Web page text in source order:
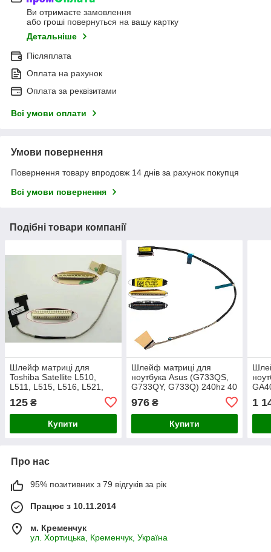
Ви отримаєте замовлення
або гроші повернуться на вашу картку
Детальніше
Післяплата
Оплата на рахунок
Оплата за реквізитами
Всі умови оплати
Умови повернення
Повернення товару впродовж 14 днів за рахунок покупця
Всі умови повернення
Подібні товари компанії
Шлейф матриці для
Toshiba Satellite L510,
L511, L515, L516, L521,
L532, L535, L538
(6017B0194701)
125 ₴
Купити
Шлейф матриці для
ноутбука Asus (G733QS,
G733QY, G733Q) 240hz 40
976₴
Купити
1
Про нас
95% позитивних з 79 відгуків за рік
Працює з 10.11.2014
м. Кременчук
ул. Хортицька, Кременчук, Україна